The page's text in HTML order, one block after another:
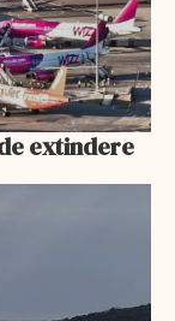
extindere